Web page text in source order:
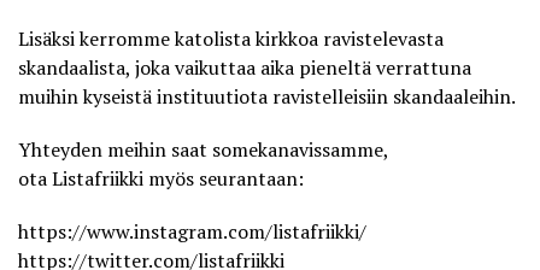
Lisäksi kerromme katolista kirkkoa ravistelevasta
skandaalista, joka vaikuttaa aika pieneltä verrattuna
muihin kyseistä instituutiota ravistelleisiin skandaaleihin.
Yhteyden meihin saat somekanavissamme,
otaListafriikki myös seurantaan:
https://www.instagram.com/listafriikki/
https://twitter.com/listafriikki